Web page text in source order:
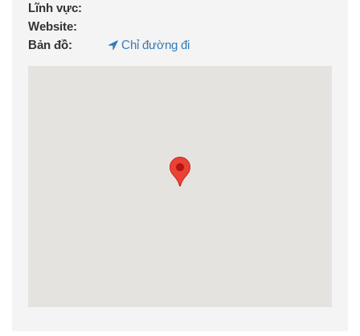
Lĩnh vực:
Website:
Bản đồ:
Chỉ đường đi